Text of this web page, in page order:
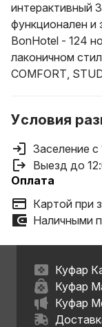
интерактивный
функционален и
BonHotel - 124
лаконичном
COMFORT,
Условия
Заселение
Выезд до
Оплата
Картой при
Наличными
Куфар
Куфар
Куфар